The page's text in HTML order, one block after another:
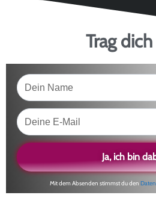
Trag
Dein
Name
Email
Ja, ich bin
Mit dem Absenden stimmst du den